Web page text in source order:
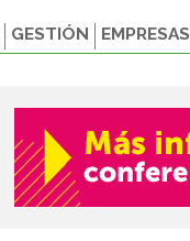
GESTIÓN EMPRESAS